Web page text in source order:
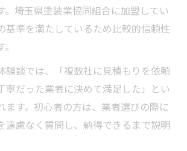
。埼玉県塗装業協同組合に加盟してい
基準を満たしているため比較的信頼性
験談では、「複数社に見積もりを依頼
寧だった業者に決めて満足した」とい
ます。初心者の方は、業者選びの際に
遠慮なく質問し、納得できるまで説明